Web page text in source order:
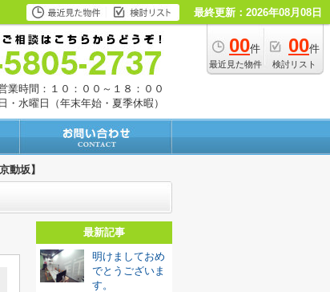
最終更新：2026年08月08日
00件
最近見た物件
00件
検討リスト
業時間：１０：００～１８：００
・水曜日（年末年始・夏季休暇）
動坂】
最新記事
明けましておめ
でとうございま
す。